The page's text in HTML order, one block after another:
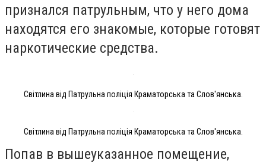
признался патрульным, что у него дома
находятся его знакомые, которые готовят
наркотические средства.
Світлина від Патрульна поліція Краматорська та Слов'янська.
Світлина від Патрульна поліція Краматорська та Слов'янська.
Попав в вышеуказанное помещение,